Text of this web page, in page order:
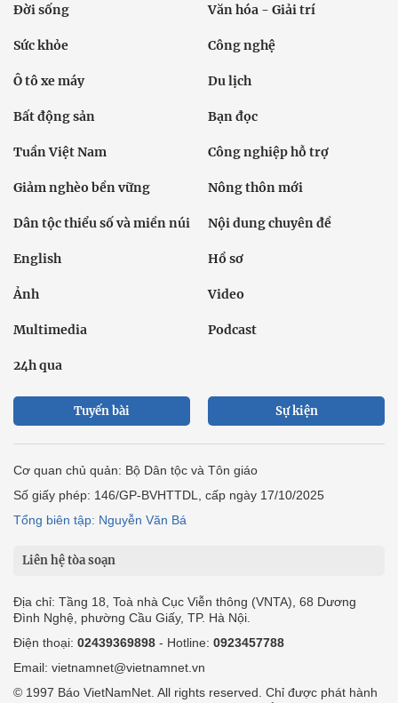
Đời sống Văn hóa - Giải trí
Sức khỏe Công nghệ
Ô tô xe máy Du lịch
Bất động sản Bạn đọc
Tuần Việt Nam Công nghiệp hỗ trợ
Giảm nghèo bền vững Nông thôn mới
Dân tộc thiểu số và miền núi Nội dung chuyên đề
English Hồ sơ
Ảnh Video
Multimedia Podcast
24h qua
Tuyến bài Sự kiện
Cơ quan chủ quản: Bộ Dân tộc và Tôn giáo
Số giấy phép: 146/GP-BVHTTDL, cấp ngày 17/10/2025
Tổng biên tập: Nguyễn Văn Bá
Liên hệ tòa soạn
Địa chỉ: Tầng 18, Toà nhà Cục Viễn thông (VNTA), 68 Dương
Đình Nghệ, phường Cầu Giấy, TP. Hà Nội.
Điện thoại: 02439369898 - Hotline: 0923457788
Email: vietnamnet@vietnamnet.vn
© 1997 Báo VietNamNet. All rights reserved. Chỉ được phát hành